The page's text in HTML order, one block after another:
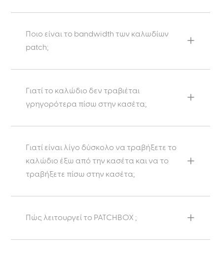
Ποιο είναι το bandwidth των καλωδίων
patch;
Γιατί το καλώδιο δεν τραβιέται
γρηγορότερα πίσω στην κασέτα;
Γιατί είναι λίγο δύσκολο να τραβήξετε το
καλώδιο έξω από την κασέτα και να το
τραβήξετε πίσω στην κασέτα;
Πώς λειτουργεί το PATCHBOX ;